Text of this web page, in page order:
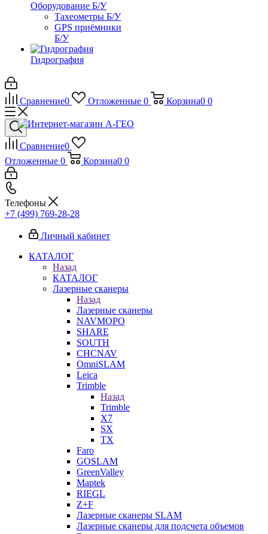
Оборудование Б/У
Тахеометры Б/У
GPS приёмники
Б/У
Гидрография
Сравнение0 Отложенные 0 Корзина0 0
Сравнение0
Отложенные 0 Корзина0 0
Телефоны
+7 (499) 769-28-28
Личный кабинет
КАТАЛОГ
Назад
КАТАЛОГ
Лазерные сканеры
Назад
Лазерные сканеры
NAVMOPO
SHARE
SOUTH
CHCNAV
OmniSLAM
Leica
Trimble
Назад
Trimble
X7
SX
TX
Faro
GOSLAM
GreenValley
Maptek
RIEGL
Z+F
Лазерные сканеры SLAM
Лазерные сканеры для подсчета объемов